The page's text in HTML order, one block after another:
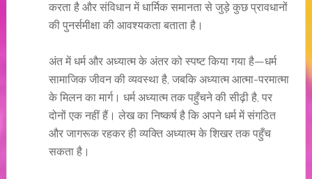
करता है और संविधान में धार्मिक समानता से जुड़े कुछ प्रावधानों
की पुनर्समीक्षा की आवश्यकता बताता है।
अंत में धर्म और अध्यात्म के अंतर को स्पष्ट किया गया है—धर्म
सामाजिक जीवन की व्यवस्था है, जबकि अध्यात्म आत्मा-परमात्मा
के मिलन का मार्ग। धर्म अध्यात्म तक पहुँचने की सीढ़ी है, पर
दोनों एक नहीं हैं। लेख का निष्कर्ष है कि अपने धर्म में संगठित
और जागरूक रहकर ही व्यक्ति अध्यात्म के शिखर तक पहुँच
सकता है।